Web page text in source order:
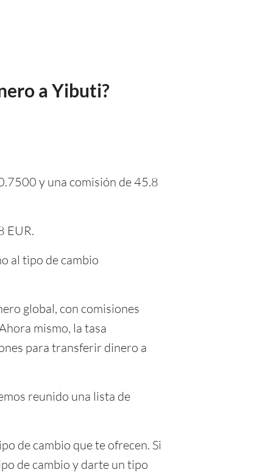
a Yibuti?
y una comisión de 45.8
EUR.
al tipo de cambio
global, con comisiones
mismo, la tasa
para transferir dinero a
reunido una lista de
de cambio que te ofrecen. Si
de cambio y darte un tipo